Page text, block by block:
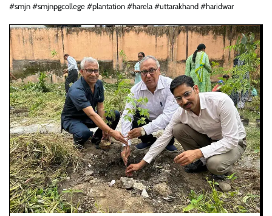
#smjn #smjnpgcollege #plantation #harela #uttarakhand #haridwar